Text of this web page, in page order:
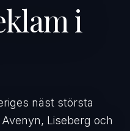
i
näst största
Liseberg och